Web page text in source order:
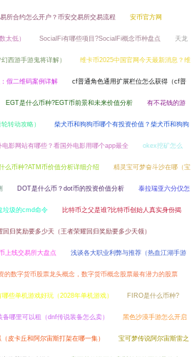
所合约怎么开户？币安交易所交易流程 安币官方网
太低） SocialFi有哪些项目?SocialFi概念币种盘点 天龙
西游手游鬼将详解） 维卡币2025中国官网今天最新消息？维
假二维码案例详解 cf普通角色通用扩展栏位怎么获得（cf普
EGT是什么币种?EGT币前景和未来价值分析 有不花钱的游
转动攻略） 柴犬币和狗狗币哪个有投资价值？柴犬币和狗狗
电影网站有哪些？看国外电影用哪个app最全 okex挖矿怎么
么币种?ATM币价值分析详细介绍 精灵宝可梦奋斗沙在哪（宝
DOT是什么币？dot币的投资价值分析 泰拉瑞亚六分仪怎
垃圾的cmd命令 比特币之父是谁?比特币创始人真实身份揭
回归奖励要多少天（王者荣耀回归奖励要多少天领）
上线交易所大盘点 浅谈各大职业利弊与推荐（热血江湖手游
的数字货币股票龙头概念，数字货币概念股票最有潜力的股票
哪些单机游戏好玩（2028年单机游戏） FIRO是什么币种?
备哪里可以租（dnf传说装备怎么卖） 黑色沙漠手游怎么开启
皮卡丘和阿尔宙斯打架在哪一集） 宝可梦传说阿尔宙斯雷之